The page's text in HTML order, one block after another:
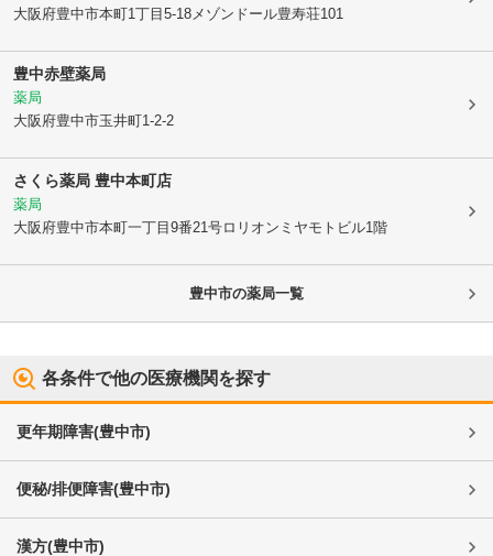
大阪府豊中市本町1丁目5-18メゾンドール豊寿荘101
豊中赤壁薬局
薬局
大阪府豊中市玉井町1-2-2
さくら薬局 豊中本町店
薬局
大阪府豊中市本町一丁目9番21号ロリオンミヤモトビル1階
豊中市の薬局一覧
各条件で他の医療機関を探す
更年期障害(豊中市)
便秘/排便障害(豊中市)
漢方(豊中市)